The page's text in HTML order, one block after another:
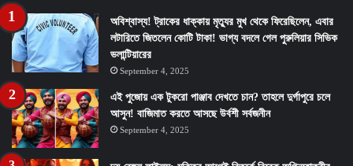
অবিশ্বাস্য! ট্রাকের ধাক্কায় মৃত্যুর মুখ থেকে ফিরেছিলেন, এবার
লটারিতে জিতলেন কোটি টাকা! ভাগ্য বদলে গেল পুরুলিয়ার সিভিক
ভলান্টিয়ারের
September 4, 2025
এই পুজোয় এক টুকরো পাঞ্জাব দেখতে চান? তাহলে দুর্গাপুরে চলে
আসুন! বাজিমাত করতে আসছে উর্বশী সর্বজনীন
September 4, 2025